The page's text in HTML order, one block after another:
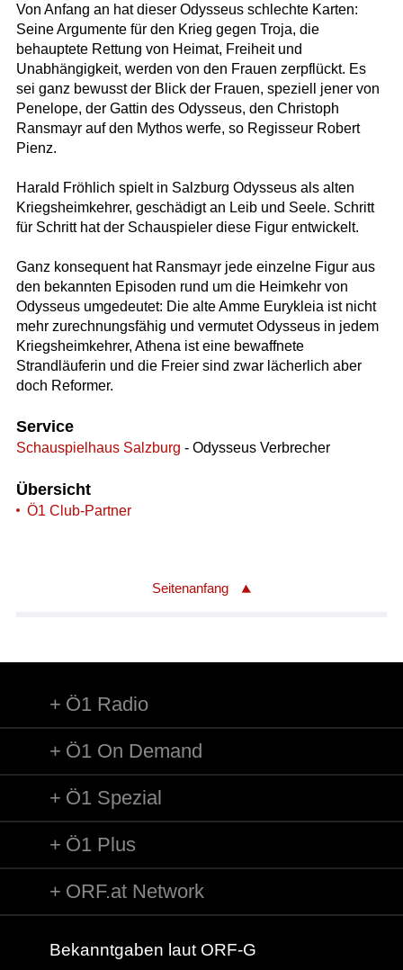
Von Anfang an hat dieser Odysseus schlechte Karten:
Seine Argumente für den Krieg gegen Troja, die
behauptete Rettung von Heimat, Freiheit und
Unabhängigkeit, werden von den Frauen zerpflückt. Es
sei ganz bewusst der Blick der Frauen, speziell jener von
Penelope, der Gattin des Odysseus, den Christoph
Ransmayr auf den Mythos werfe, so Regisseur Robert
Pienz.
Harald Fröhlich spielt in Salzburg Odysseus als alten
Kriegsheimkehrer, geschädigt an Leib und Seele. Schritt
für Schritt hat der Schauspieler diese Figur entwickelt.
Ganz konsequent hat Ransmayr jede einzelne Figur aus
den bekannten Episoden rund um die Heimkehr von
Odysseus umgedeutet: Die alte Amme Eurykleia ist nicht
mehr zurechnungsfähig und vermutet Odysseus in jedem
Kriegsheimkehrer, Athena ist eine bewaffnete
Strandläuferin und die Freier sind zwar lächerlich aber
doch Reformer.
Service
Schauspielhaus Salzburg - Odysseus Verbrecher
Übersicht
Ö1 Club-Partner
Seitenanfang
Ö1 Radio
Ö1 On Demand
Ö1 Spezial
Ö1 Plus
ORF.at Network
Bekanntgaben laut ORF-G